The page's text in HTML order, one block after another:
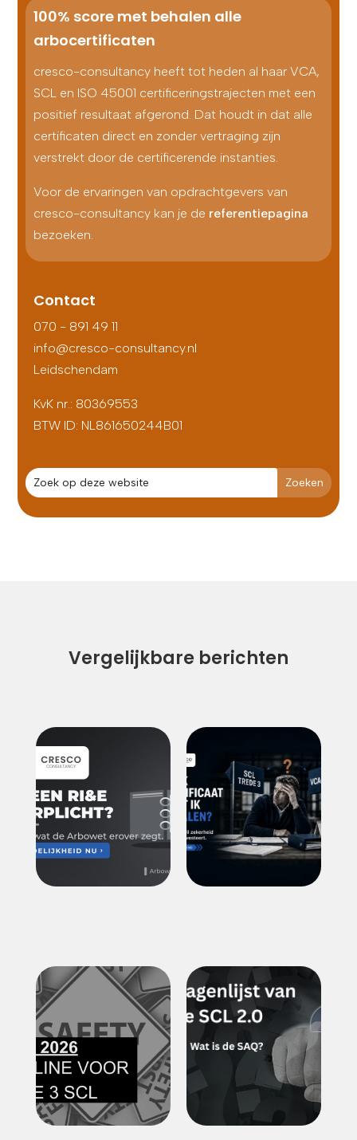
100% score met behalen alle
arbocertificaten
cresco-consultancy heeft tot heden al haar VCA,
SCL en ISO 45001 certificeringstrajecten met een
positief resultaat afgerond. Dat houdt in dat alle
certificaten direct en zonder vertraging zijn
verstrekt door de certificerende instanties.
Voor de ervaringen van opdrachtgevers van
cresco-consultancy kan je de referentiepagina
bezoeken.
Contact
070 - 891 49 11
info@cresco-consultancy.nl
Leidschendam
KvK nr.: 80369553
BTW ID: NL861650244B01
Vergelijkbare berichten